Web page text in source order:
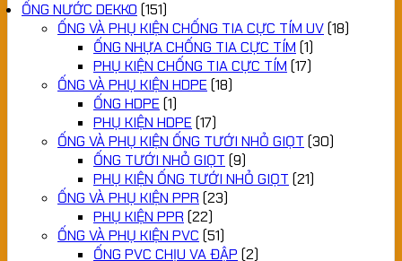
ỐNG NƯỚC DEKKO (151)
ỐNG VÀ PHỤ KIỆN CHỐNG TIA CỰC TÍM UV(18)
ỐNG NHỰA CHỐNG TIA CỰC TÍM (1)
PHỤ KIỆN CHỐNG TIA CỰC TÍM (17)
ỐNG VÀ PHỤ KIỆN HDPE (18)
ỐNG HDPE (1)
PHỤ KIỆN HDPE (17)
ỐNG VÀ PHỤ KIỆN ỐNG TƯỚI NHỎ GIỌT (30)
ỐNG TƯỚI NHỎ GIỌT (9)
PHỤ KIỆN ỐNG TƯỚI NHỎ GIỌT (21)
ỐNG VÀ PHỤ KIỆN PPR (23)
PHỤ KIỆN PPR (22)
ỐNG VÀ PHỤ KIỆN PVC (51)
ỐNG PVC CHỊU VA ĐẬP (2)